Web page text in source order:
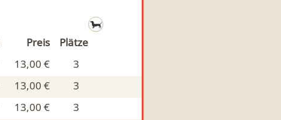
Preis
Plätze
13,00 € 3
13,00 € 3
13,00 € 3